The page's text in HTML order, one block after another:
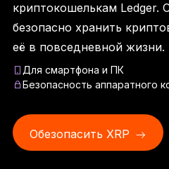
Ledger Flex
Новый стандарт
Ledger Nano
Возможность
Ledger Nano
криптокошелькам Ledger.
безопасно хранить
её в повседневной жизни.
Для смартфона и ПК
Безопасность аппаратного
Обезопасить XRP